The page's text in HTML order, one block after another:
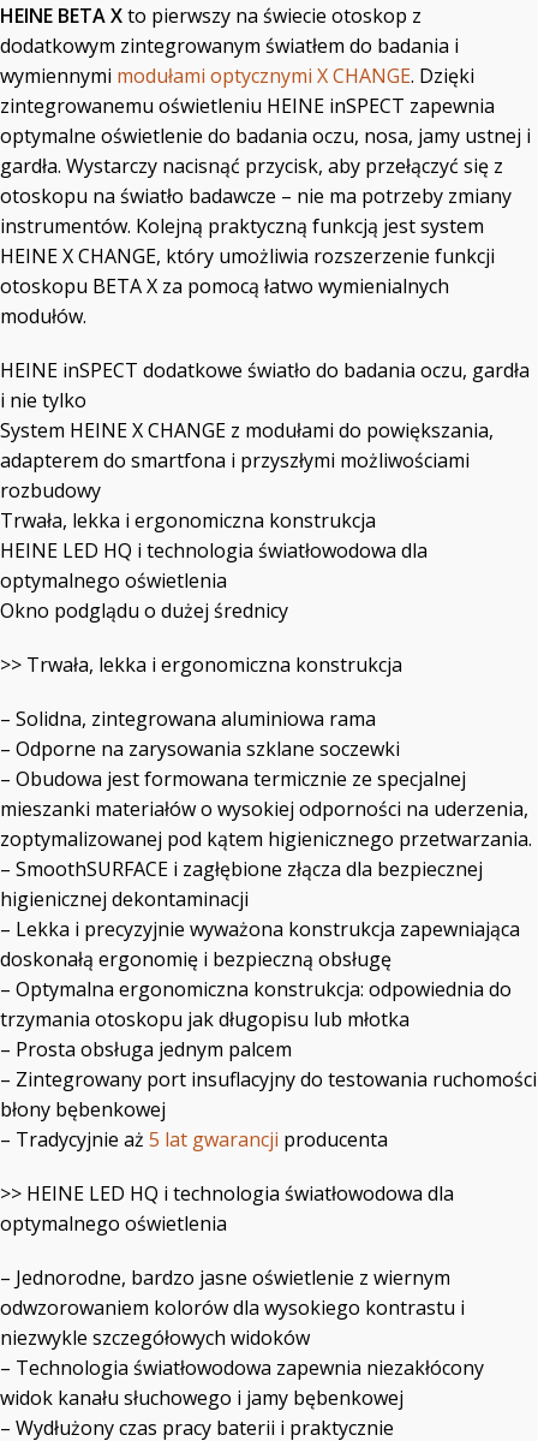
HEINE BETA Xto pierwszy na świecie otoskop z
dodatkowym zintegrowanym światłem do badania i
wymiennymi modułami optycznymi X CHANGE. Dzięki
zintegrowanemu oświetleniu HEINE inSPECT zapewnia
optymalne oświetlenie do badania oczu, nosa, jamy ustnej i
gardła. Wystarczy nacisnąć przycisk, aby przełączyć się z
otoskopu na światło badawcze – nie ma potrzeby zmiany
instrumentów. Kolejną praktyczną funkcją jest system
HEINE X CHANGE, który umożliwia rozszerzenie funkcji
otoskopu BETA X za pomocą łatwo wymienialnych
modułów.
HEINE inSPECT dodatkowe światło do badania oczu, gardła
i nie tylko
System HEINE X CHANGE z modułami do powiększania,
adapterem do smartfona i przyszłymi możliwościami
rozbudowy
Trwała, lekka i ergonomiczna konstrukcja
HEINE LED HQ i technologia światłowodowa dla
optymalnego oświetlenia
Okno podglądu o dużej średnicy
>> Trwała, lekka i ergonomiczna konstrukcja
– Solidna, zintegrowana aluminiowa rama
– Odporne na zarysowania szklane soczewki
– Obudowa jest formowana termicznie ze specjalnej
mieszanki materiałów o wysokiej odporności na uderzenia,
zoptymalizowanej pod kątem higienicznego przetwarzania.
– SmoothSURFACE i zagłębione złącza dla bezpiecznej
higienicznej dekontaminacji
– Lekka i precyzyjnie wyważona konstrukcja zapewniająca
doskonałą ergonomię i bezpieczną obsługę
– Optymalna ergonomiczna konstrukcja: odpowiednia do
trzymania otoskopu jak długopisu lub młotka
– Prosta obsługa jednym palcem
– Zintegrowany port insuflacyjny do testowania ruchomości
błony bębenkowej
– Tradycyjnie aż 5 lat gwarancji producenta
>> HEINE LED HQ i technologia światłowodowa dla
optymalnego oświetlenia
– Jednorodne, bardzo jasne oświetlenie z wiernym
odwzorowaniem kolorów dla wysokiego kontrastu i
niezwykle szczegółowych widoków
– Technologia światłowodowa zapewnia niezakłócony
widok kanału słuchowego i jamy bębenkowej
– Wydłużony czas pracy baterii i praktycznie